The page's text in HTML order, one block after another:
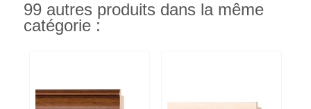
99 autres produits dans la même
catégorie :